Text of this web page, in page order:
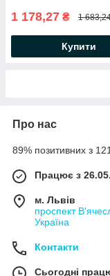
1 178,27 ₴ 1
Купити
Про нас
89% позитивних з
Працює з
м. Львів
проспект
Україна
Контакти
Сьогодні